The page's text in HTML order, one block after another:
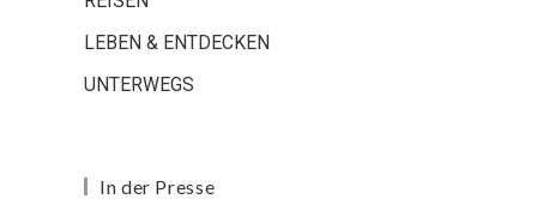
LEBEN & ENTDECKEN
UNTERWEGS
In der Presse